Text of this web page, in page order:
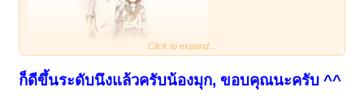
Click to expand...
ก็ดีขึ้นระดับนึงแล้วครับน้องมุก, ขอบคุณนะครับ ^^